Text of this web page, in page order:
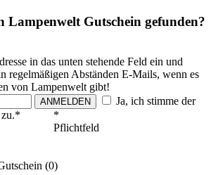
Lampenwelt Gutschein gefunden?
in das unten stehende Feld ein und
regelmäßigen Abständen E-Mails, wenn es
von Lampenwelt gibt!
ANMELDEN
Ja, ich stimme der
zu.*
*
Pflichtfeld
(0)